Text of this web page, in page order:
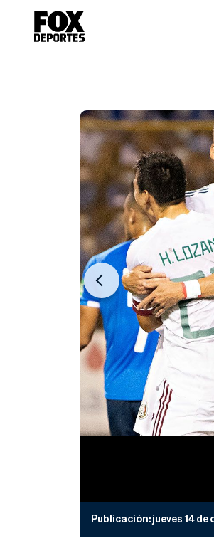
Previous
Publicación: jueves 14 de